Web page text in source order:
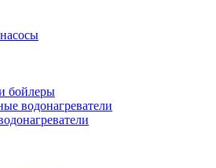
бойлеры
водонагреватели